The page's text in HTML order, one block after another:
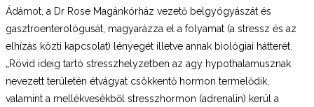
Ádámot, a Dr Rose Magánkórház vezető belgyógyászát és
gasztroenterológusát, magyarázza el a folyamat (a stressz és az
elhízás közti kapcsolat) lényegét illetve annak biológiai hátterét.
„Rövid ideig tartó stresszhelyzetben az agy hypothalamusznak
nevezett területén étvágyat csökkentő hormon termelődik,
valamint a mellékvesékből stresszhormon (adrenalin) kerül a